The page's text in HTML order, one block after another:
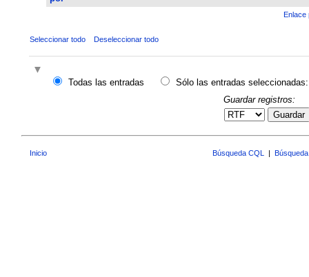
Enlace
Seleccionar todo Deseleccionar todo
Todas las entradas
Sólo las entradas seleccionadas:
Guardar registros:
Guardar
Inicio Búsqueda CQL